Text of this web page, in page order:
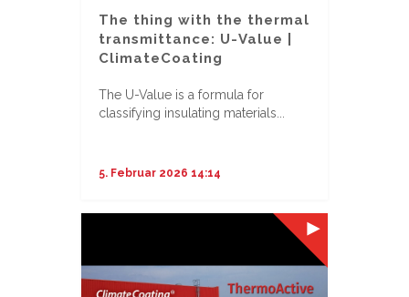
The thing with the thermal
transmittance: U-Value |
ClimateCoating
The U-Value is a formula for
classifying insulating materials...
5. Februar 2026 14:14